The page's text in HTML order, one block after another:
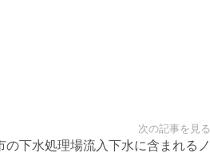
次の記事を見る
の下水処理場流入下水に含まれるノ